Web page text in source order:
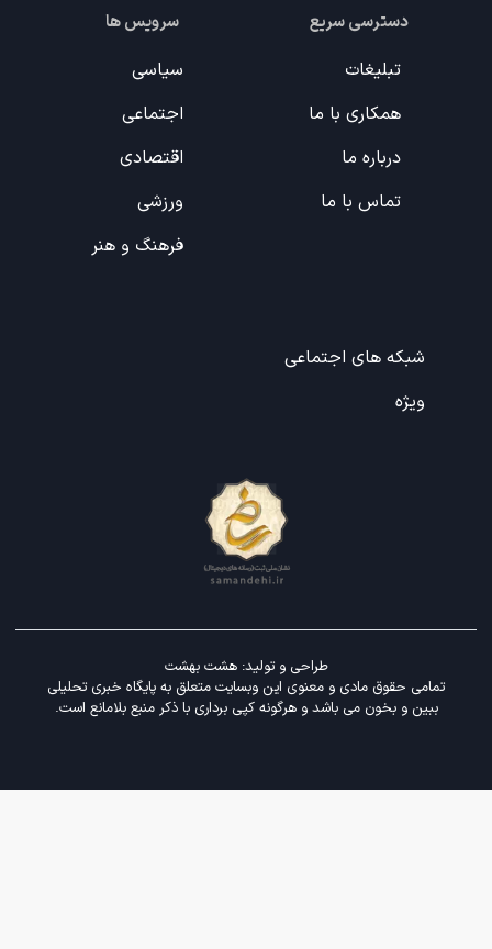
دسترسی سریع
تبلیغات
همکاری با ما
درباره ما
تماس با ما
سرویس ها
سیاسی
اجتماعی
اقتصادی
ورزشی
فرهنگ و هنر
شبکه های اجتماعی
ویژه
تمامی حقوق مادی و معنوی این وبسایت متعلق به پایگاه خبری تحلیلی
ببین و بخون می باشد و هرگونه کپی برداری با ذکر منبع بلامانع است.
طراحی و تولید:هشت بهشت